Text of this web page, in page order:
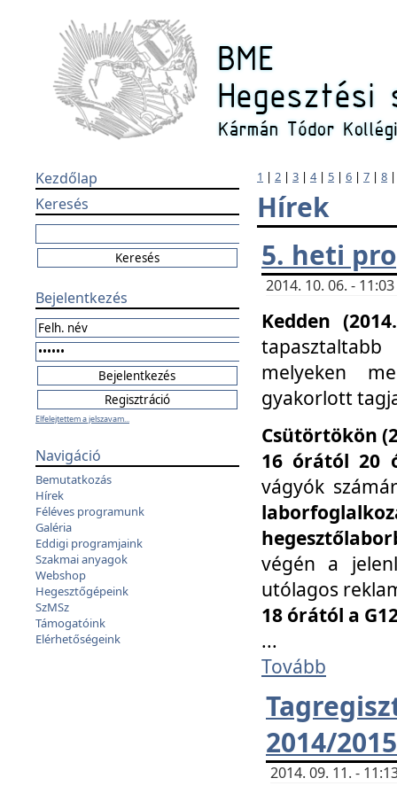
Kezdőlap
Keresés
Bejelentkezés
Elfelejtettem a jelszavam...
Navigáció
Bemutatkozás
Hírek
Féléves programunk
Galéria
Eddigi programjaink
Szakmai anyagok
Webshop
Hegesztőgépeink
SzMSz
Támogatóink
Elérhetőségeink
1 | 2 | 3 | 4| 5 | 6 | 7 | 8
Hírek
5. heti
2014. 10. 06. -
Kedden
melyeken
gyakorlott
Csütörtökön
16 órától 20
vágyók
végén a
utólagos
18 órától a
...
Tovább
2014/
2014. 09. 11. -